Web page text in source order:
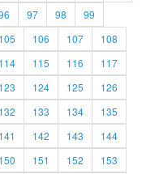
97 98
99
105 106 107
108
114 115 116
117
123 124 125
126
132 133 134
135
141 142 143
144
150 151 152
153